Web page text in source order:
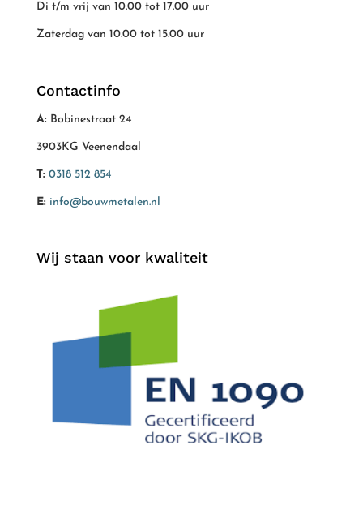
Di t/m vrij van 10.00 tot 17.00 uur
Zaterdag van 10.00 tot 15.00 uur
Contactinfo
A: Bobinestraat 24
3903KG Veenendaal
T: 0318 512 854
E: info@bouwmetalen.nl
Wij staan voor kwaliteit